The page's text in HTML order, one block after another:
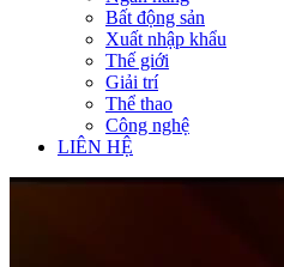
Bất động sản
Xuất nhập khẩu
Thế giới
Giải trí
Thể thao
Công nghệ
LIÊN HỆ